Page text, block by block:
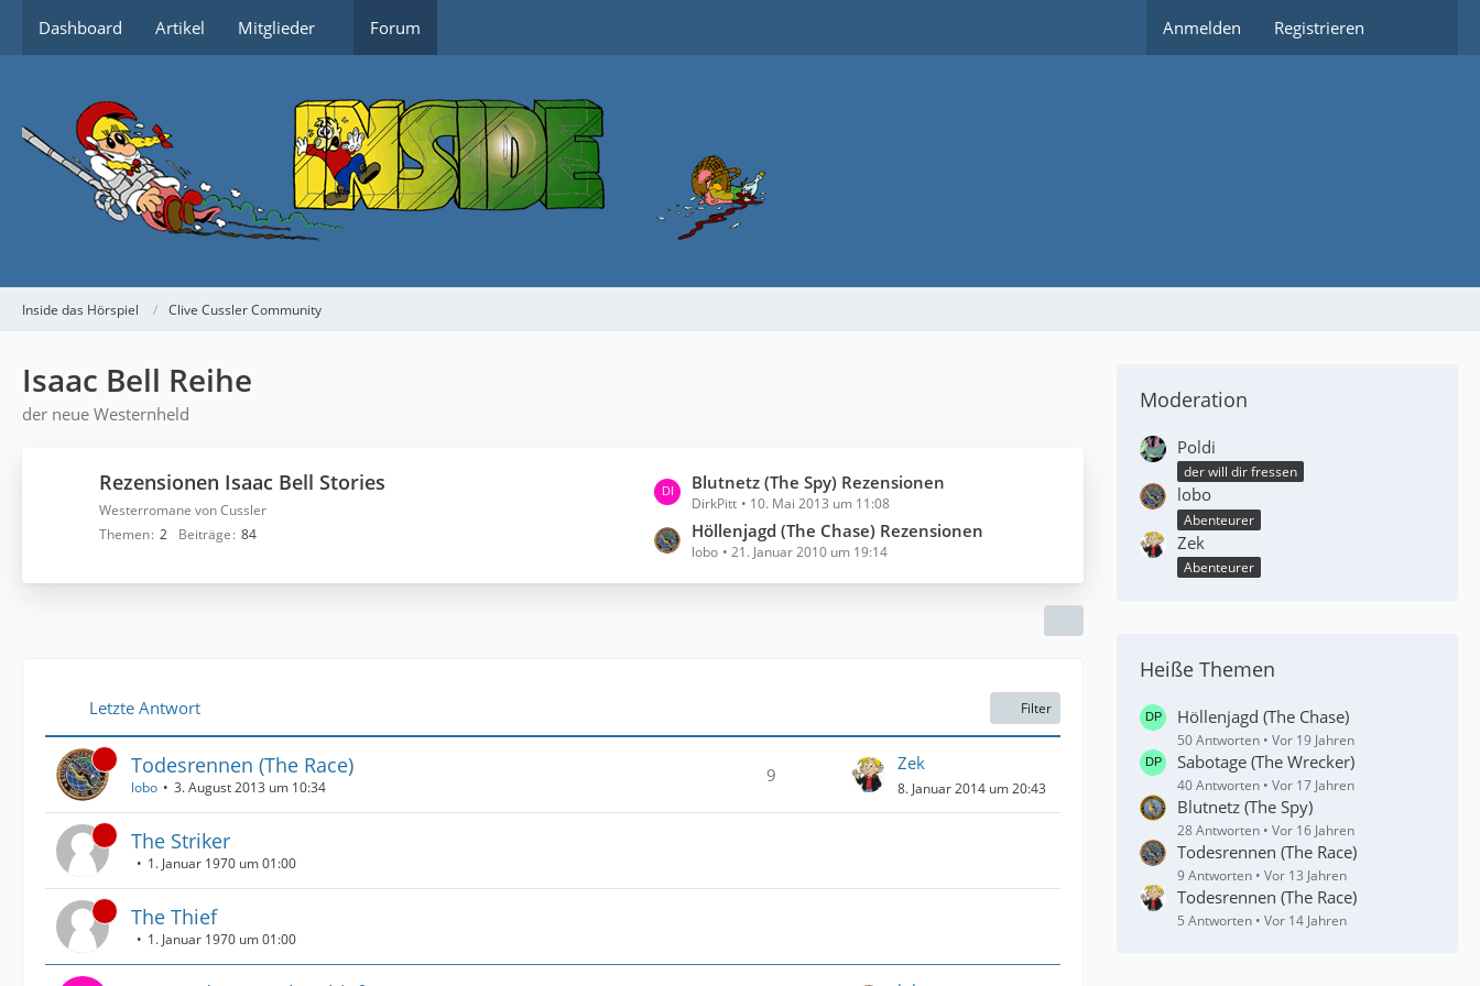
Dashboard Artikel Mitglieder Forum Anmelden Registrieren
Inside das Hörspiel Clive Cussler Community
Isaac Bell Reihe
der neue Westernheld
Rezensionen Isaac Bell Stories
Westerromane von Cussler
Themen 2 Beiträge 84
L
e
t
z
t
Blutnetz (The Spy) Rezensionen
DirkPitt 10. Mai 2013 um 11:08
Höllenjagd (The Chase) Rezensionen
lobo 21. Januar 2010 um 19:14
Letzte Antwort Filter
Todesrennen (The Race)
lobo 3. August 2013 um 10:34
9
Zek
8. Januar 2014 um 20:43
The Striker
1. Januar 1970 um 01:00
The Thief
1. Januar 1970 um 01:00
Moderation
Poldi
der will dir fressen
lobo
Abenteurer
Zek
Abenteurer
Heiße Themen
Höllenjagd (The Chase)
50 Antworten Vor 19 Jahren
Sabotage (The Wrecker)
40 Antworten Vor 17 Jahren
Blutnetz (The Spy)
28 Antworten Vor 16 Jahren
Todesrennen (The Race)
9 Antworten Vor 13 Jahren
Todesrennen (The Race)
5 Antworten Vor 14 Jahren